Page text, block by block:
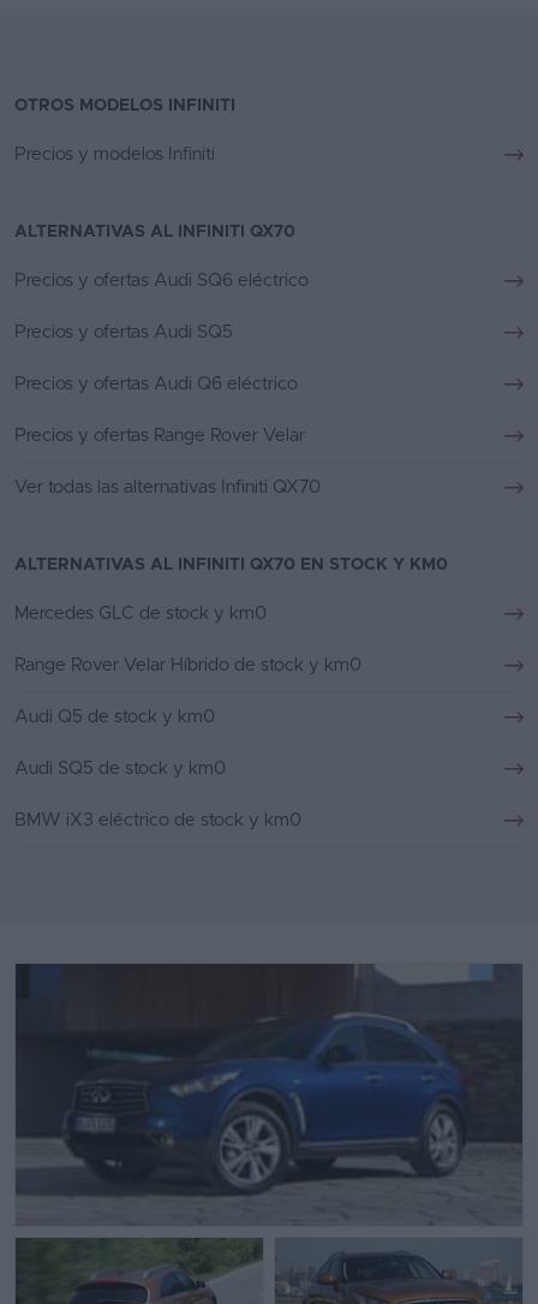
OTROS MODELOS INFINITI
Precios y modelos Infiniti
ALTERNATIVAS AL INFINITI QX70
Precios y ofertas Audi SQ6 eléctrico
Precios y ofertas Audi SQ5
Precios y ofertas Audi Q6 eléctrico
Precios y ofertas Range Rover Velar
Ver todas las alternativas Infiniti QX70
ALTERNATIVAS AL INFINITI QX70 EN STOCK Y KM0
Mercedes GLC de stock y km0
Range Rover Velar Híbrido de stock y km0
Audi Q5 de stock y km0
Audi SQ5 de stock y km0
BMW iX3 eléctrico de stock y km0